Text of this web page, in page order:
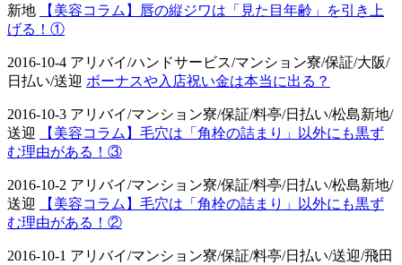
新地
【美容コラム】唇の縦ジワは「見た目年齢」を引き上
げる！①
2016-10-4 アリバイ/ハンドサービス/マンション寮/保証/大阪/
日払い/送迎 ボーナスや入店祝い金は本当に出る？
2016-10-3 アリバイ/マンション寮/保証/料亭/日払い/松島新地/
送迎
【美容コラム】毛穴は「角栓の詰まり」以外にも黒ず
む理由がある！③
2016-10-2 アリバイ/マンション寮/保証/料亭/日払い/松島新地/
送迎
【美容コラム】毛穴は「角栓の詰まり」以外にも黒ず
む理由がある！②
2016-10-1 アリバイ/マンション寮/保証/料亭/日払い/送迎/飛田